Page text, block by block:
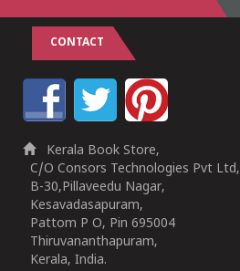
CONTACT
Kerala Book Store,
C/O Consors Technologies Pvt Ltd,
B-30,Pillaveedu Nagar,
Kesavadasapuram,
Pattom P O, Pin 695004
Thiruvananthapuram,
Kerala, India.